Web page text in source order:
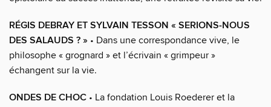
RÉGIS DEBRAY ET SYLVAIN TESSON « SERIONS-NOUS
DES SALAUDS ? » • Dans une correspondance vive, le
philosophe « grognard » et l’écrivain « grimpeur »
échangent sur la vie.
ONDES DE CHOC • La fondation Louis Roederer et la